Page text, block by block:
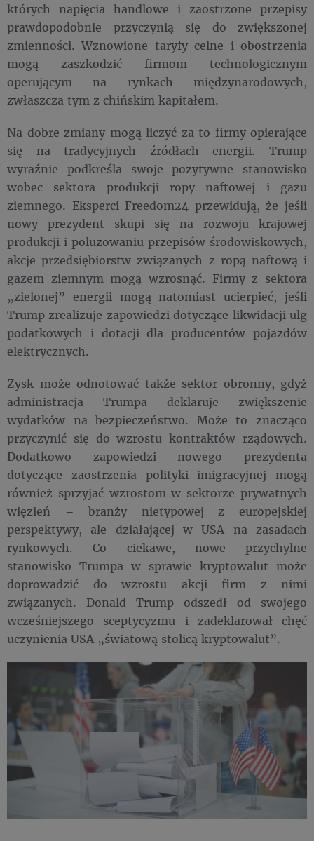
których napięcia handlowe i zaostrzone przepisy
prawdopodobnie przyczynią się do zwiększonej
zmienności. Wznowione taryfy celne i obostrzenia
mogą zaszkodzić firmom technologicznym
operującym na rynkach międzynarodowych,
zwłaszcza tym z chińskim kapitałem.
Na dobre zmiany mogą liczyć za to firmy opierające
się na tradycyjnych źródłach energii. Trump
wyraźnie podkreśla swoje pozytywne stanowisko
wobec sektora produkcji ropy naftowej i gazu
ziemnego. Eksperci Freedom24 przewidują, że jeśli
nowy prezydent skupi się na rozwoju krajowej
produkcji i poluzowaniu przepisów środowiskowych,
akcje przedsiębiorstw związanych z ropą naftową i
gazem ziemnym mogą wzrosnąć. Firmy z sektora
„zielonej” energii mogą natomiast ucierpieć, jeśli
Trump zrealizuje zapowiedzi dotyczące likwidacji ulg
podatkowych i dotacji dla producentów pojazdów
elektrycznych.
Zysk może odnotować także sektor obronny, gdyż
administracja Trumpa deklaruje zwiększenie
wydatków na bezpieczeństwo. Może to znacząco
przyczynić się do wzrostu kontraktów rządowych.
Dodatkowo zapowiedzi nowego prezydenta
dotyczące zaostrzenia polityki imigracyjnej mogą
również sprzyjać wzrostom w sektorze prywatnych
więzień – branży nietypowej z europejskiej
perspektywy, ale działającej w USA na zasadach
rynkowych. Co ciekawe, nowe przychylne
stanowisko Trumpa w sprawie kryptowalut może
doprowadzić do wzrostu akcji firm z nimi
związanych. Donald Trump odszedł od swojego
wcześniejszego sceptycyzmu i zadeklarował chęć
uczynienia USA „światową stolicą kryptowalut”.